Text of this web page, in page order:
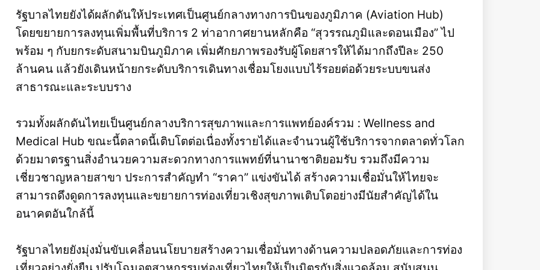
รัฐบาลไทยยังได้ผลักดันให้ประเทศเป็นศูนย์กลางทางการบินของภูมิภาค (Aviation Hub)
โดยขยายการลงทุนเพิ่มพื้นที่บริการ 2 ท่าอากาศยานหลักคือ “สุวรรณภูมิและดอนเมือง” ไป
พร้อม ๆ กับยกระดับสนามบินภูมิภาค เพิ่มศักยภาพรองรับผู้โดยสารให้ได้มากถึงปีละ 250
ล้านคน แล้วยังเดินหน้ายกระดับบริการเดินทางเชื่อมโยงแบบไร้รอยต่อด้วยระบบขนส่ง
สาธารณะและระบบราง
รวมทั้งผลักดันไทยเป็นศูนย์กลางบริการสุขภาพและการแพทย์องค์รวม : Wellness and
Medical Hub ขณะนี้ตลาดนี้เติบโตต่อเนื่องทั้งรายได้และจำนวนผู้ใช้บริการจากตลาดทั่วโลก
ด้วยมาตรฐานสิ่งอำนวยความสะดวกทางการแพทย์ที่นานาชาติยอมรับ รวมถึงมีความ
เชี่ยวชาญหลายสาขา ประการสำคัญทำ “ราคา” แข่งขันได้ สร้างความเชื่อมั่นให้ไทยจะ
สามารถดึงดูดการลงทุนและขยายการท่องเที่ยวเชิงสุขภาพเติบโตอย่างมีนัยสำคัญได้ใน
อนาคตอันใกล้นี้
รัฐบาลไทยยังมุ่งมั่นขับเคลื่อนนโยบายสร้างความเชื่อมั่นทางด้านความปลอดภัยและการท่อง